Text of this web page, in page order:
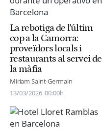
La rebotiga de l'últim
cop a la Camorra:
proveïdors locals i
restaurants al servei de
la màfia
Miriam Saint-Germain
13/03/2026 00:00h